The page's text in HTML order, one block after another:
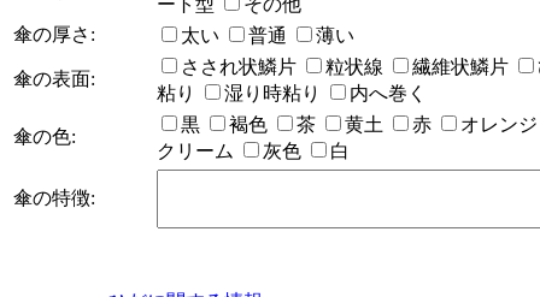
ート型
その他
傘の厚さ:
太い 普通 薄い
傘の表面:
さされ状鱗片 粒状線 繊維状鱗片
粘り
湿り時粘り 内へ巻く
傘の色:
黒 褐色 茶 黄土 赤
オレン
クリーム
灰色 白
傘の特徴: